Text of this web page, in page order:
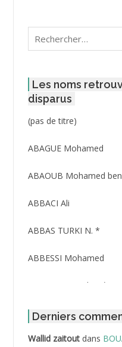
Rechercher :
Les noms
disparus
(pas de titre)Post
3416
ABAGUE Mohamed
ABAOUB Mohamed
ABBACI Ali
ABBAS TURKI N. *
ABBESSI Mohamed
ABBOUR Azzedine *
ABDAT Amar
ABDEDDAIM Hamid
Derniers
Wallid zaitoutdans